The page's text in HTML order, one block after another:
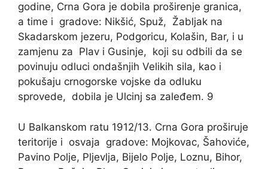
godine, Crna Gora je dobila proširenje granica,
a time i gradove: Nikšić, Spuž, Žabljak na
Skadarskom jezeru, Podgoricu, Kolašin, Bar, i u
zamjenu za Plav i Gusinje, koji su odbili da se
povinuju odluci ondašnjih Velikih sila, kao i
pokušaju crnogorske vojske da odluku
sprovede, dobila je Ulcinj sa zaleđem. 9
U Balkanskom ratu 1912/13. Crna Gora proširuje
teritorije i osvaja gradove: Mojkovac, Šahoviće,
Pavino Polje, Pljevlja, Bijelo Polje, Loznu, Bihor,